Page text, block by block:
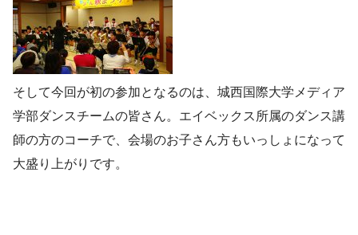
そして今回が初の参加となるのは、城西国際大学メディア
学部ダンスチームの皆さん。エイベックス所属のダンス講
師の方のコーチで、会場のお子さん方もいっしょになって
大盛り上がりです。